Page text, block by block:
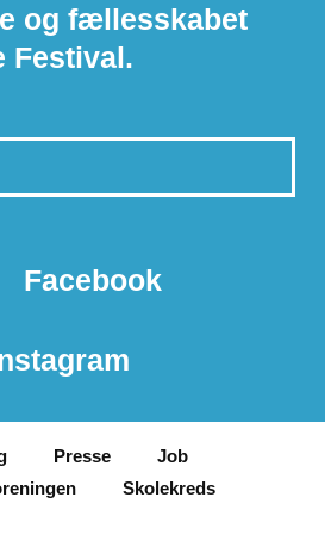
og fællesskabet
Festival.
Facebook
Presse
Job
Skolekreds